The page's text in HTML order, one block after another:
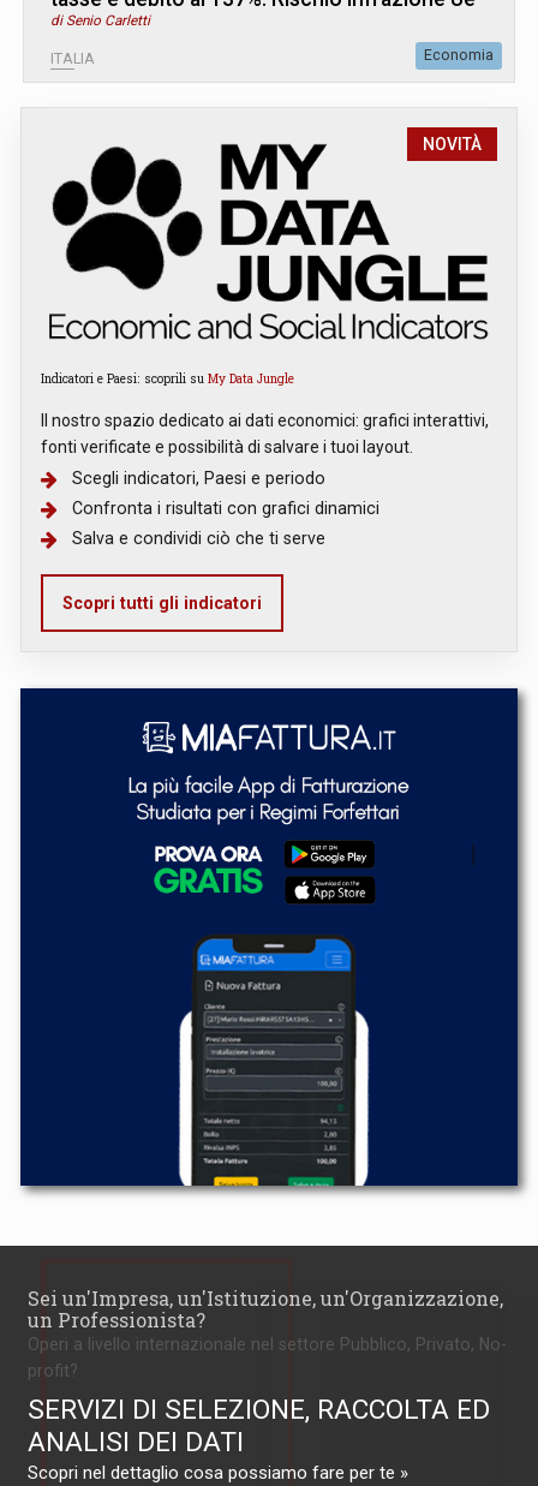
di Senio Carletti
ITALIA Economia
NOVITÀ
Indicatori e Paesi: scoprili su My Data Jungle
Il nostro spazio dedicato ai dati economici: grafici interattivi,
fonti verificate e possibilità di salvare i tuoi layout.
Scegli indicatori, Paesi e periodo
Confronta i risultati con grafici dinamici
Salva e condividi ciò che ti serve
Scopri tutti gli indicatori
Sei un'Impresa, un'Istituzione, un'Organizzazione,
un Professionista?
Operi a livello internazionale nel settore Pubblico, Privato, No-
profit?
SERVIZI DI SELEZIONE, RACCOLTA ED
ANALISI DEI DATI
Scopri nel dettaglio cosa possiamo fare per te »